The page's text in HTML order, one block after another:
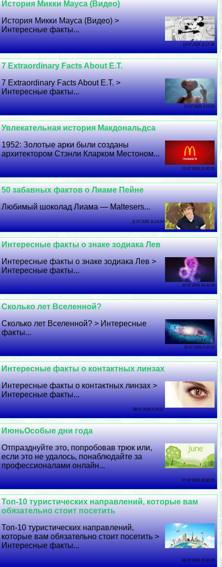
История Микки Мауса (Видео)
История Микки Мауса (Видео) >
Интересные факты...
14 07 2026 11:17:45
7 Extraordinary Facts About E.T.
7 Extraordinary Facts About E.T. >
Интересные факты...
13 07 2026 3:13:59
Увлекательная история Макдональдса
1952: Золотые арки были созданы
архитектором Стэнли Кларком Местоном...
12 07 2026 21:50:55
50 забавных фактов о Лиаме Пейне
Любимый шоколад Лиама — Maltesers...
11 07 2026 11:14:24
Интересные факты о знаке зодиака Лев
Интересные факты о знаке зодиака Лев >
Интересные факты...
10 07 2026 14:33:54
Сколько лет Вселенной?
Сколько лет Вселенной? > Интересные
факты...
09 07 2026 0:32:10
Интересные факты о контактных линзах
Интересные факты о контактных линзах >
Интересные факты...
08 07 2026 5:10:21
ИюньОсобые дни года
Отпразднуйте это, попробовав трюк или,
если это не удалось, понаблюдайте за
профессионалами онлайн...
07 07 2026 22:30:55
Топ-10 туристических направлений, которые вам
обязательно стоит посетить
Топ-10 туристических направлений,
которые вам обязательно стоит посетить >
Интересные факты...
06 07 2026 19:32:29